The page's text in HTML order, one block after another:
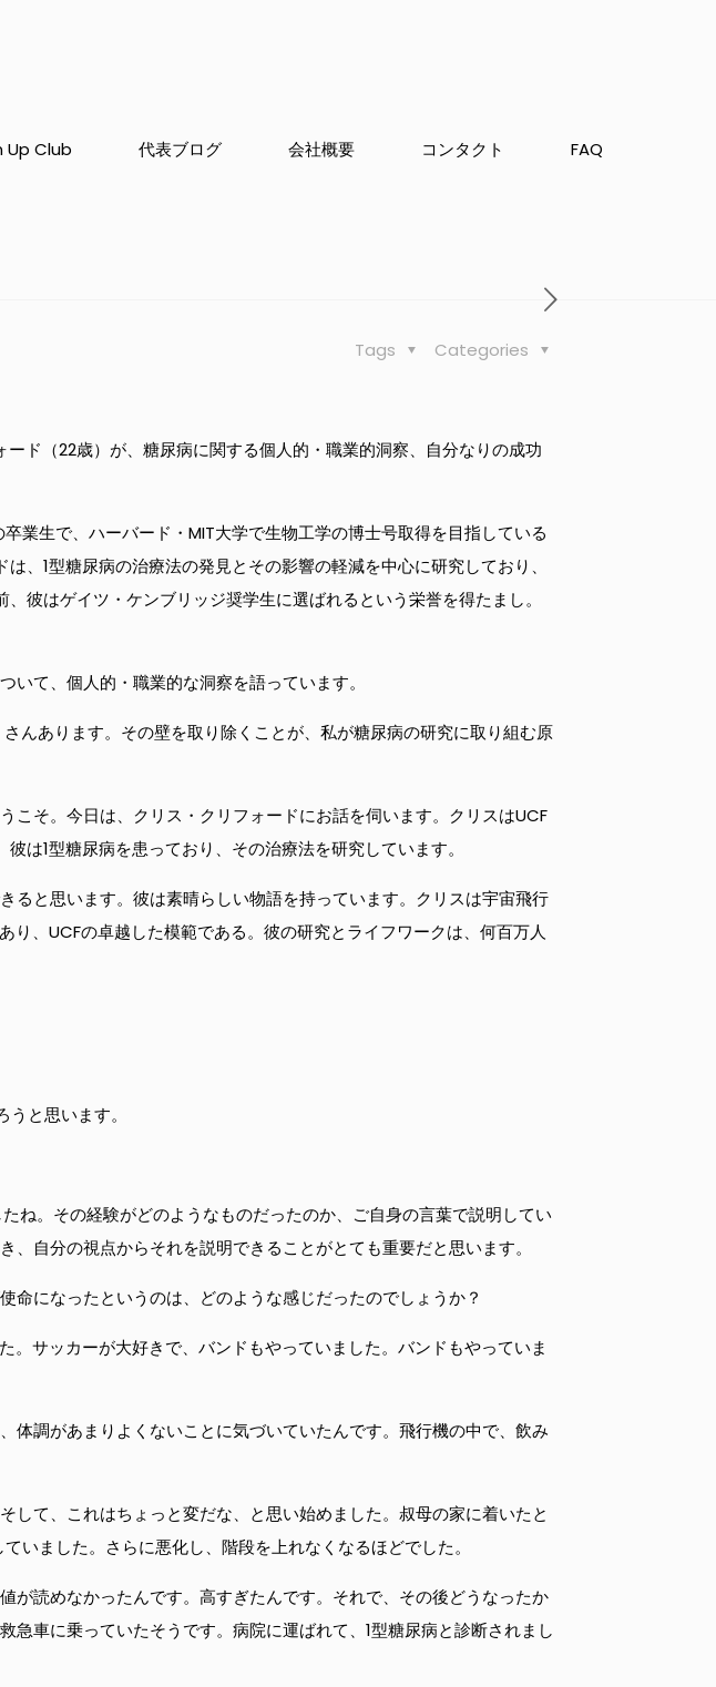
Up Club 代表ブログ 会社概要 コンタクト FAQ
Categories
Tags
ド（22歳）が、糖尿病に関する個人的・職業的洞察、自分なりの成功
生で、ハーバード・MIT大学で生物工学の博士号取得を目指している
、1型糖尿病の治療法の発見とその影響の軽減を中心に研究しており、
彼はゲイツ・ケンブリッジ奨学生に選ばれるという栄誉を得たまし。
て、個人的・職業的な洞察を語っています。
んあります。その壁を取り除くことが、私が糖尿病の研究に取り組む原
そ。今日は、クリス・クリフォードにお話を伺います。クリスはUCF
は1型糖尿病を患っており、その治療法を研究しています。
と思います。彼は素晴らしい物語を持っています。クリスは宇宙飛行
、UCFの卓越した模範である。彼の研究とライフワークは、何百万人
と思います。
ね。その経験がどのようなものだったのか、ご自身の言葉で説明してい
自分の視点からそれを説明できることがとても重要だと思います。
になったというのは、どのような感じだったのでしょうか？
サッカーが大好きで、バンドもやっていました。バンドもやっていま
調があまりよくないことに気づいていたんです。飛行機の中で、飲み
て、これはちょっと変だな、と思い始めました。叔母の家に着いたと
いました。さらに悪化し、階段を上れなくなるほどでした。
読めなかったんです。高すぎたんです。それで、その後どうなったか
車に乗っていたそうです。病院に運ばれて、1型糖尿病と診断されまし